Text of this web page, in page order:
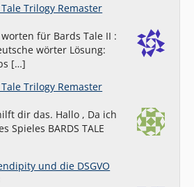
Trilogy Remaster
für Bards Tale II :
wörter Lösung:
[…]
Trilogy Remaster
dir das. Hallo , Da ich
Spieles BARDS TALE
und die DSGVO